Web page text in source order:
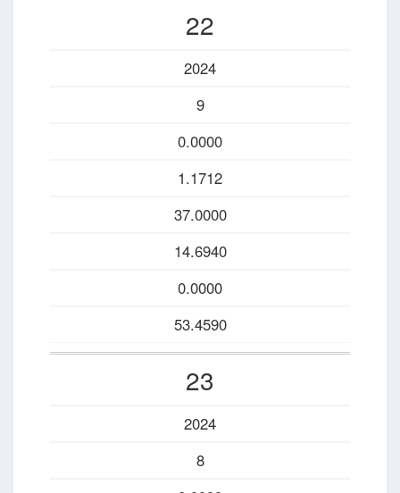
22
2024
9
0.0000
1.1712
37.0000
14.6940
0.0000
53.4590
23
2024
8